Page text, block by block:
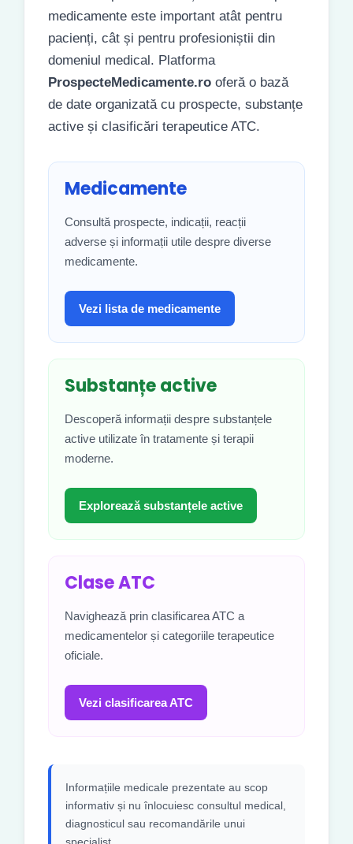
medicamente este important atât pentru
pacienți, cât și pentru profesioniștii din
domeniul medical. Platforma
ProspecteMedicamente.ro oferă o bază
de date organizată cu prospecte, substanțe
active și clasificări terapeutice ATC.
Medicamente
Consultă prospecte, indicații, reacții
adverse și informații utile despre diverse
medicamente.
Vezi lista de medicamente
Substanțe active
Descoperă informații despre substanțele
active utilizate în tratamente și terapii
moderne.
Explorează substanțele active
Clase ATC
Navighează prin clasificarea ATC a
medicamentelor și categoriile terapeutice
oficiale.
Vezi clasificarea ATC
Informațiile medicale prezentate au scop
informativ și nu înlocuiesc consultul medical,
diagnosticul sau recomandările unui